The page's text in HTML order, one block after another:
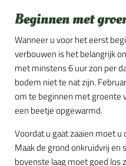
Beginnen met
Wanneer u voor het eerst
verbouwen is het belangrijk
met minstens 6 uur zon per
bodem niet te nat zijn.
om te beginnen met groente
een beetje opgewarmd.
Voordat u gaat zaaien moet
Maak de grond onkruidvrij en
bovenste laag moet goed los